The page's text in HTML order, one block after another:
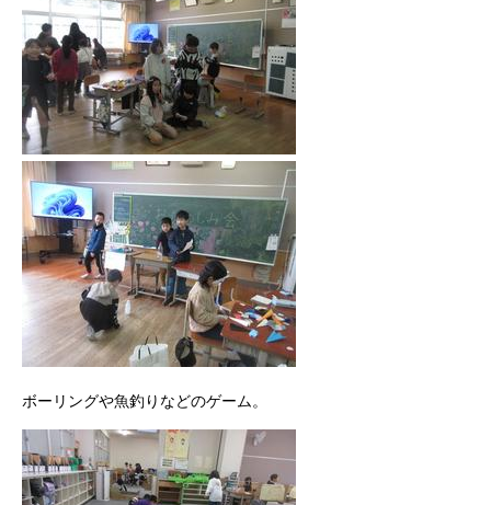
ボーリングや魚釣りなどのゲーム。